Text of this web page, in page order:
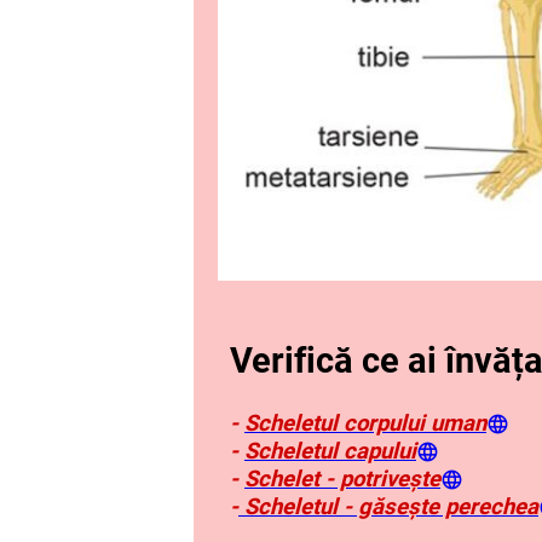
Verifică ce ai
- Scheletul corpului uman
- Scheletul capului
- Schelet - potrivește
-Scheletul - găsește perechea